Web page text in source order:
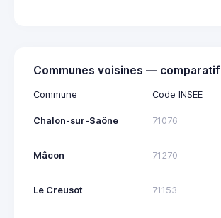
Communes voisines — comparatif
Commune Code INSEE
Chalon-sur-Saône 71076
Mâcon 71270
Le Creusot 71153